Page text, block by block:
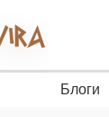
Блоги